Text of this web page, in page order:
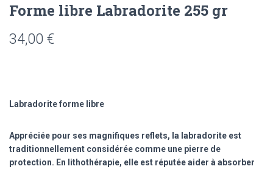
Forme libre Labradorite 255 gr
34,00 €
Labradorite forme libre
Appréciée pour ses magnifiques reflets, la labradorite est
traditionnellement considérée comme une pierre de
protection. En lithothérapie, elle est réputée aider à absorber